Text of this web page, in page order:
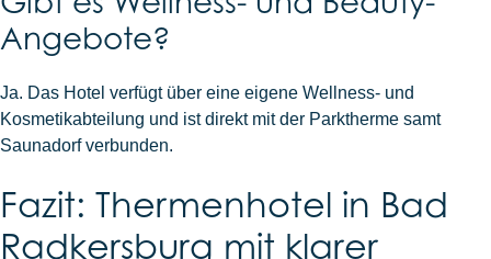
Angebote?
Ja. Das Hotel verfügt über eine eigene Wellness- und
Kosmetikabteilung und ist direkt mit der Parktherme samt
Saunadorf verbunden.
Fazit: Thermenhotel in Bad
Radkersburg mit klarer